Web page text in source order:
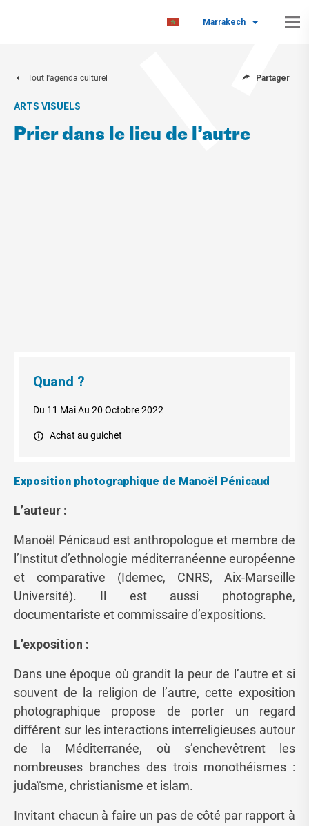
Marrakech
Tout l'agenda culturel Partager
ARTS VISUELS
Prier dans le lieu de l’autre
Quand ?
Du 11 MaiAu 20 Octobre 2022
Achat au guichet
Exposition photographique de Manoël Pénicaud
L’auteur :
Manoël Pénicaud est anthropologue et membre de
l’Institut d’ethnologie méditerranéenne européenne
et comparative (Idemec, CNRS, Aix-Marseille
Université). Il est aussi photographe,
documentariste et commissaire d’expositions.
L’exposition :
Dans une époque où grandit la peur de l’autre et si
souvent de la religion de l’autre, cette exposition
photographique propose de porter un regard
différent sur les interactions interreligieuses autour
de la Méditerranée, où s’enchevêtrent les
nombreuses branches des trois monothéismes :
judaïsme, christianisme et islam.
Invitant chacun à faire un pas de côté par rapport à